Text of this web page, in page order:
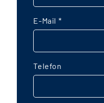
E-Mail *
Telefon